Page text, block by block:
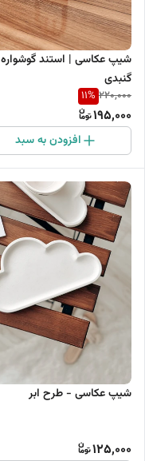
شیپ عکاسی | استند گوشواره
گنبدی
220,000
11%
195,000
افزودن به سبد
شیپ عکاسی - طرح ابر
125,000